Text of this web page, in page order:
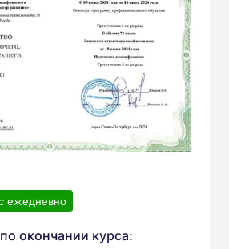
ежедневно
окончании курса: